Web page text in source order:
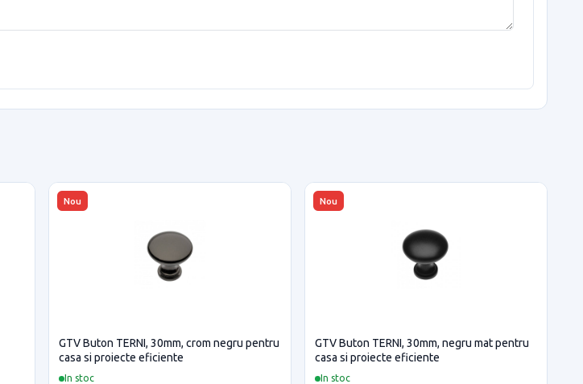
Nou
In stoc
GTV Buton TERNI, 30mm, crom negru pentru
casa si proiecte eficiente
Nou
In stoc
GTV Buton TERNI, 30mm, negru mat pentru
casa si proiecte eficiente